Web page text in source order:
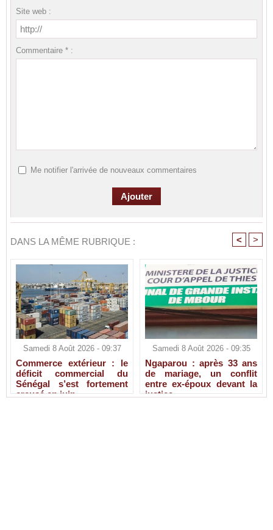
Site web :
Commentaire * :
Me notifier l'arrivée de nouveaux commentaires
DANS LA MÊME RUBRIQUE : < >
Samedi 8 Août 2026 - 09:37
Commerce extérieur : le
déficit commercial du
Sénégal s’est fortement
creusé en juin
Samedi 8 Août 2026 - 09:35
Ngaparou : après 33 ans
de mariage, un conflit
entre ex-époux devant la
justice